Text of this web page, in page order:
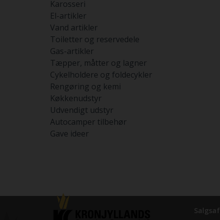
Karosseri
El-artikler
Vand artikler
Toiletter og reservedele
Gas-artikler
Tæpper, måtter og lagner
Cykelholdere og foldecykler
Rengøring og kemi
Køkkenudstyr
Udvendigt udstyr
Autocamper tilbehør
Gave ideer